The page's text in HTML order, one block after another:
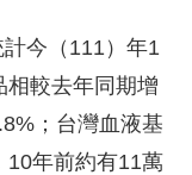
今（111）年1
相較去年同期增
；台灣血液基
10年前約有11萬